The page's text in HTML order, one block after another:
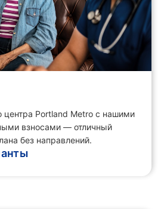
центра Portland Metro с нашими
взносами — отличный
без направлений.